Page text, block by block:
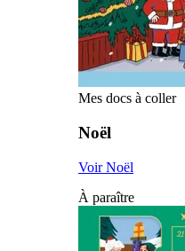
Mes docs à coller
Noël
Voir Noël
À paraître